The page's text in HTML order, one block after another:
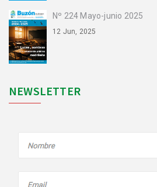
Nº 224 Mayo-junio 2025
12 Jun, 2025
NEWSLETTER